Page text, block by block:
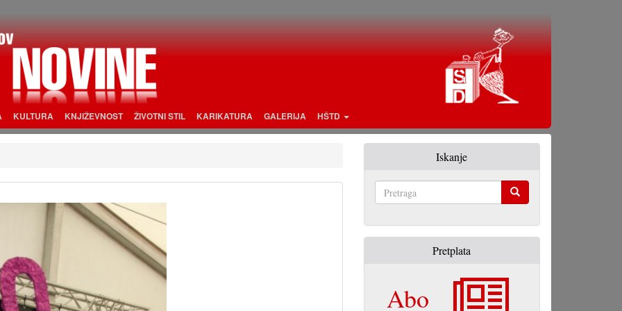
KULTURA KNJIŽEVNOST ŽIVOTNI STIL KARIKATURA GALERIJA HŠTD
Iskanje
Pretplata
Abo